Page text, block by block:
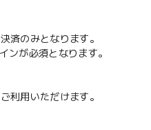
済のみとなります。
ンが必須となります。
利用いただけます。